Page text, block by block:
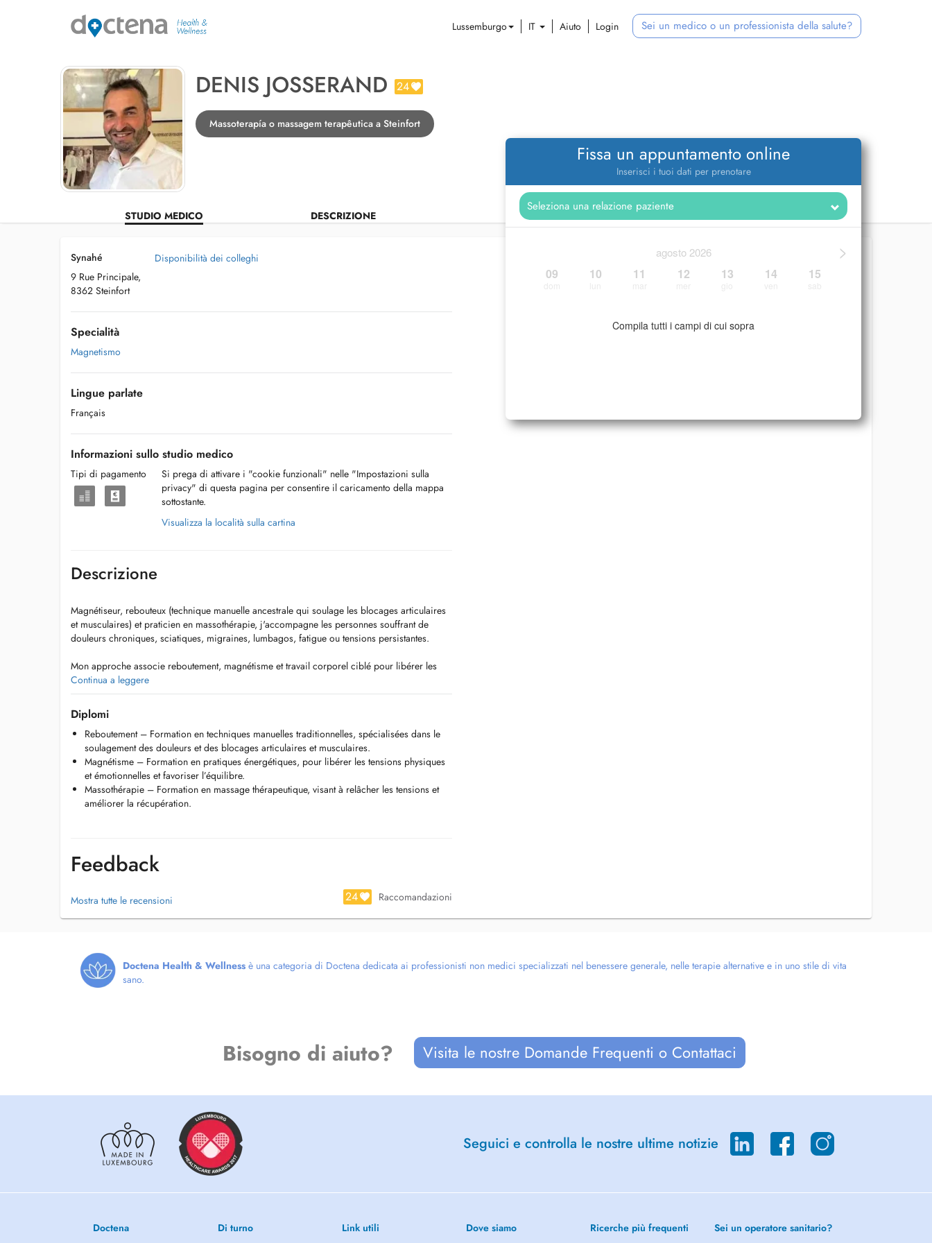
Lussemburgo IT Aiuto Login Sei un medico o un professionista della salute?
DENIS JOSSERAND 24
Massoterapía o massagem terapêutica a Steinfort
STUDIO MEDICO DESCRIZIONE
Fissa un appuntamento online
Inserisci i tuoi dati per prenotare
>
agosto 2026
09 10 11 12 13 14 15
Compila tutti i campi di cui sopra
Synahé
9 Rue Principale,
8362 Steinfort
Disponibilità dei colleghi
Specialità
Magnetismo
Lingue parlate
Français
Informazioni sullo studio medico
Tipi di pagamento
Si prega di attivare i "cookie funzionali" nelle "Impostazioni sulla
privacy" di questa pagina per consentire il caricamento della mappa
sottostante.
Visualizza la località sulla cartina
Descrizione
Magnétiseur, rebouteux (technique manuelle ancestrale qui soulage les blocages articulaires
et musculaires) et praticien en massothérapie, j'accompagne les personnes souffrant de
douleurs chroniques, sciatiques, migraines, lumbagos, fatigue ou tensions persistantes.
Mon approche associe reboutement, magnétisme et travail corporel ciblé pour libérer les
tensions, redonner de la mobilité et rééquilibrer le corps. Chaque séance est adaptée à votre
situation, avec rigueur et justesse.
Je consulte au cabinet Synahé à Grass (à 2 minutes dIKEA) et j'interviens également à
domicile.
En cas durgence (douleur bloquante, gêne aiguë), vous pouvez me contacter directement au
00352 / 661 586 453.
Au plaisir de vous rencontrer.
Continua a leggere
Diplomi
Reboutement – Formation en techniques manuelles traditionnelles, spécialisées dans le
soulagement des douleurs et des blocages articulaires et musculaires.
Magnétisme – Formation en pratiques énergétiques, pour libérer les tensions physiques
et émotionnelles et favoriser l’équilibre.
Massothérapie – Formation en massage thérapeutique, visant à relâcher les tensions et
améliorer la récupération.
Feedback
Mostra tutte le recensioni 24 Raccomandazioni
Doctena Health & Wellness è una categoria di Doctena dedicata ai professionisti non medici specializzati nel benessere generale, nelle terapie alternative e in uno stile di vita
sano.
Bisogno di aiuto? Visita le nostre Domande Frequenti o Contattaci
Seguici e controlla le nostre ultime notizie
Doctena Di turno Link utili Dove siamo Ricerche più frequenti Sei un operatore sanitario?